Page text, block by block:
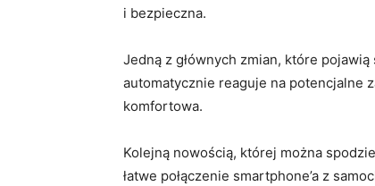
‌i‍ bezpieczna.
Jedną z głównych zmian, które
automatycznie⁤ reaguje na potencjalne
komfortowa.
Kolejną nowością, której można
łatwe połączenie ‌smartphone’a z